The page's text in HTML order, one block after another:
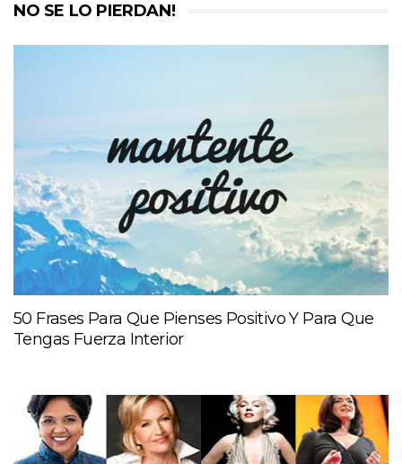
NO SE LO PIERDAN!
50 Frases Para Que Pienses Positivo Y Para Que
Tengas Fuerza Interior